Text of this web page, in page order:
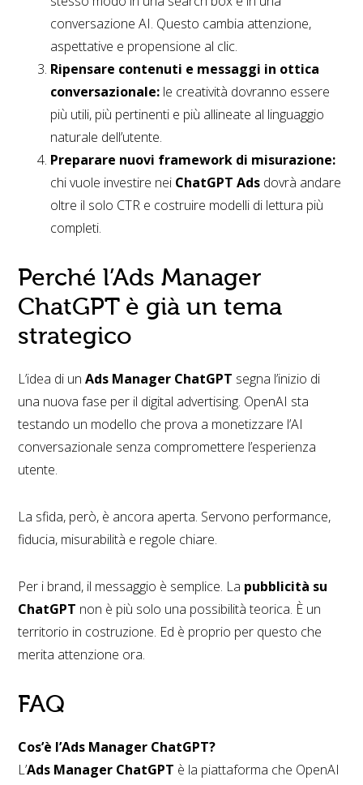
conversazione AI. Questo cambia attenzione,
aspettative e propensione al clic.
Ripensare contenuti e messaggi in ottica
conversazionale: le creatività dovranno essere
più utili, più pertinenti e più allineate al linguaggio
naturale dell’utente.
Preparare nuovi framework di misurazione:
chi vuole investire nei ChatGPT Ads dovrà andare
oltre il solo CTR e costruire modelli di lettura più
completi.
Perché l’Ads Manager
ChatGPT è già un tema
strategico
L’idea di unAds Manager ChatGPT segna l’inizio di
una nuova fase per il digital advertising. OpenAI sta
testando un modello che prova a monetizzare l’AI
conversazionale senza compromettere l’esperienza
utente.
La sfida, però, è ancora aperta. Servono performance,
fiducia, misurabilità e regole chiare.
Per i brand, il messaggio è semplice. La pubblicità su
ChatGPT non è più solo una possibilità teorica. È un
territorio in costruzione. Ed è proprio per questo che
merita attenzione ora.
FAQ
Cos’è l’Ads Manager ChatGPT?
L’Ads Manager ChatGPT è la piattaforma che OpenAI